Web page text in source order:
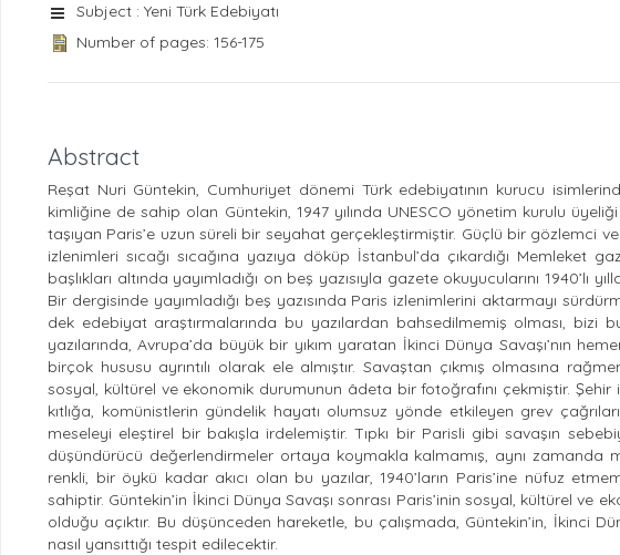
Subject : Yeni Türk Edebiyatı
Number of pages: 156-175
Abstract
Reşat Nuri Güntekin, Cumhuriyet dönemi Türk edebiyatının kurucu
kimliğine de sahip olan Güntekin, 1947 yılında UNESCO yönetim kurulu
taşıyan Paris’e uzun süreli bir seyahat gerçekleştirmiştir. Güçlü bir gözlemci
izlenimleri sıcağı sıcağına yazıya döküp İstanbul’da çıkardığı Memleket
başlıkları altında yayımladığı on beş yazısıyla gazete okuyucularını 1940’lı
Bir dergisinde yayımladığı beş yazısında Paris izlenimlerini aktarmayı
dek edebiyat araştırmalarında bu yazılardan bahsedilmemiş olması, bizi
yazılarında, Avrupa’da büyük bir yıkım yaratan İkinci Dünya Savaşı’nın
birçok hususu ayrıntılı olarak ele almıştır. Savaştan çıkmış olmasına
sosyal, kültürel ve ekonomik durumunun âdeta bir fotoğrafını çekmiştir. Şehir
kıtlığa, komünistlerin gündelik hayatı olumsuz yönde etkileyen grev
meseleyi eleştirel bir bakışla irdelemiştir. Tıpkı bir Parisli gibi savaşın
düşündürücü değerlendirmeler ortaya koymakla kalmamış, aynı
renkli, bir öykü kadar akıcı olan bu yazılar, 1940’ların Paris’ine nüfuz
sahiptir. Güntekin’in İkinci Dünya Savaşı sonrası Paris’inin sosyal, kültürel ve
olduğu açıktır. Bu düşünceden hareketle, bu çalışmada, Güntekin’in, İkinci
nasıl yansıttığı tespit edilecektir.